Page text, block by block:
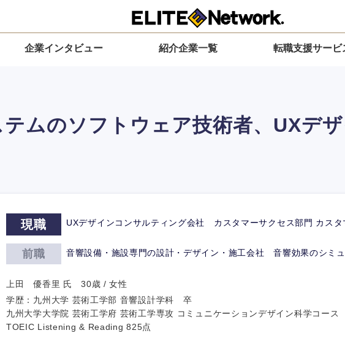
企業インタビュー 紹介企業一覧 転職支援サービ
ムのソフトウェア技術者、UXデ
現職 UXデザインコンサルティング会社 カスタマーサクセス部門 カスタ
前職 音響設備・施設専門の設計・デザイン・施工会社 音響効果のシミ
上田 優香里 氏 30歳 / 女性
学歴：九州大学 芸術工学部 音響設計学科 卒
九州大学大学院 芸術工学府 芸術工学専攻 コミュニケーションデザイン科学コー
TOEIC Listening & Reading 825点